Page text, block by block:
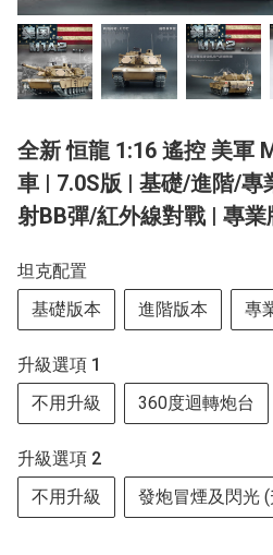
全新 恒龍 1:16 遙控 美軍
車 | 7.0S版 | 基礎/進階/專
射BB彈/紅外線對戰 | 專
坦克配置
基礎版本
進階版本 專
升級選項 1
不用升級
360度迴轉炮台
升級選項 2
不用升級
發炮冒煙及閃光